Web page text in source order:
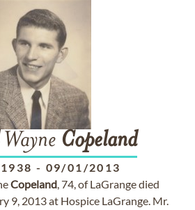
Wayne Copeland
- 09/01/2013
Copeland, 74, of LaGrange died
9, 2013 at Hospice LaGrange. Mr.